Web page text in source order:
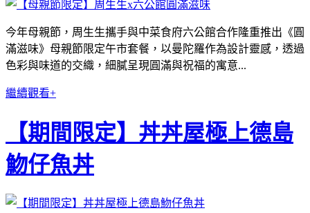
今年母親節，周生生攜手與中菜食府六公館合作隆重推出《圓
滿滋味》母親節限定午市套餐，以曼陀羅作為設計靈感，透過
色彩與味道的交織，細膩呈現圓滿與祝福的寓意...
繼續觀看+
【期間限定】丼丼屋極上德島
魩仔魚丼